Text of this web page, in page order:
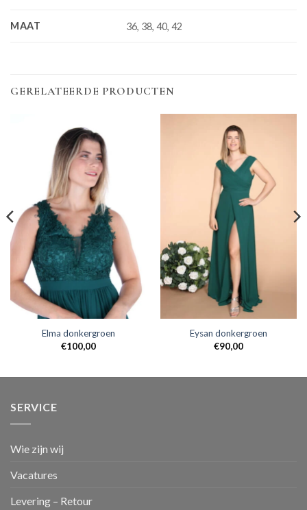
MAAT 36, 38, 40, 42
GERELATEERDE PRODUCTEN
Elma donkergroen
€100,00
Eysan donkergroen
€90,00
SERVICE
Wie zijn wij
Vacatures
Levering – Retour